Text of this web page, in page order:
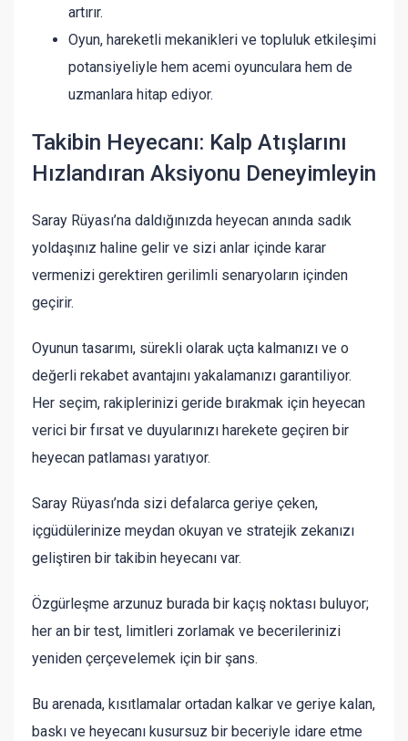
artırır.
Oyun, hareketli mekanikleri ve topluluk etkileşimi
potansiyeliyle hem acemi oyunculara hem de
uzmanlara hitap ediyor.
Takibin Heyecanı: Kalp Atışlarını
Hızlandıran Aksiyonu Deneyimleyin
Saray Rüyası’na daldığınızda heyecan anında sadık
yoldaşınız haline gelir ve sizi anlar içinde karar
vermenizi gerektiren gerilimli senaryoların içinden
geçirir.
Oyunun tasarımı, sürekli olarak uçta kalmanızı ve o
değerli rekabet avantajını yakalamanızı garantiliyor.
Her seçim, rakiplerinizi geride bırakmak için heyecan
verici bir fırsat ve duyularınızı harekete geçiren bir
heyecan patlaması yaratıyor.
Saray Rüyası’nda sizi defalarca geriye çeken,
içgüdülerinize meydan okuyan ve stratejik zekanızı
geliştiren bir takibin heyecanı var.
Özgürleşme arzunuz burada bir kaçış noktası buluyor;
her an bir test, limitleri zorlamak ve becerilerinizi
yeniden çerçevelemek için bir şans.
Bu arenada, kısıtlamalar ortadan kalkar ve geriye kalan,
baskı ve heyecanı kusursuz bir beceriyle idare etme